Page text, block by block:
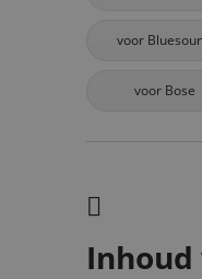
voor
voor Bose